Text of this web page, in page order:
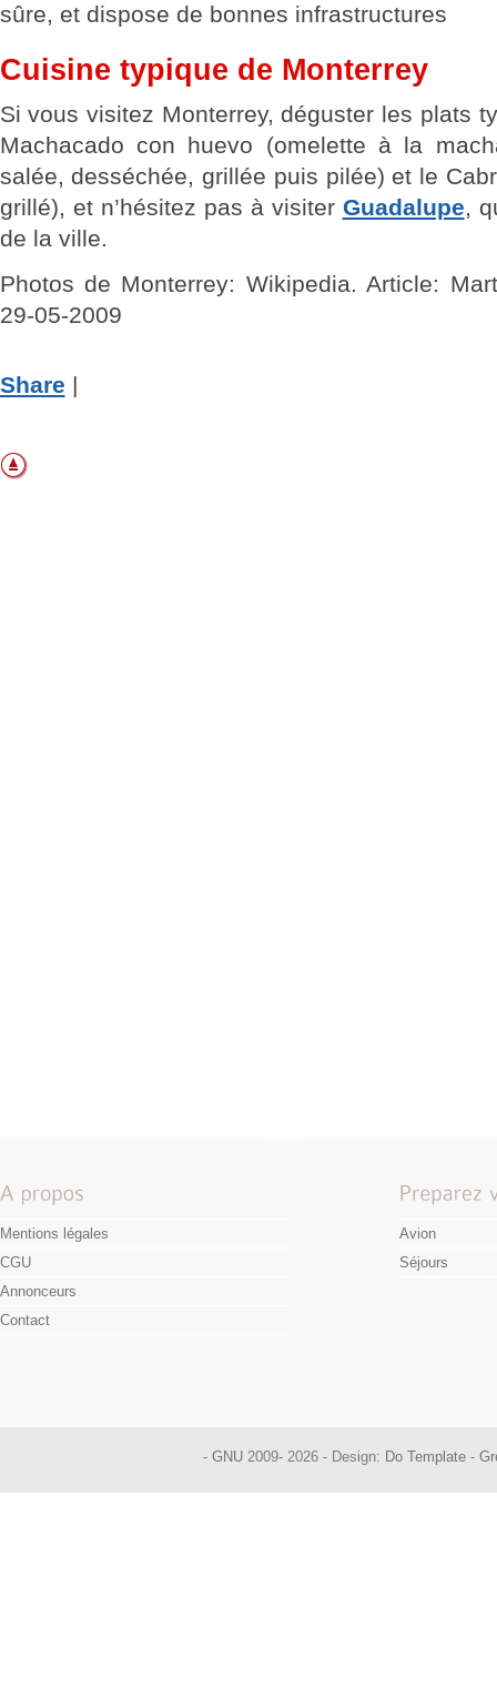
sûre, et dispose de bonnes infrastructures
Cuisine typique de Monterrey
Si vous visitez Monterrey, déguster les plats
Machacado con huevo (omelette à la
salée, desséchée, grillée puis pilée) et le
grillé), et n’hésitez pas à visiter Guadalupe,
de la ville.
Photos de Monterrey: Wikipedia. Article:
29-05-2009
Share |
Mentions légales
CGU
Annonceurs
Contact
Avion
Séjours
- GNU 2009- 2026 - Design: Do Template -